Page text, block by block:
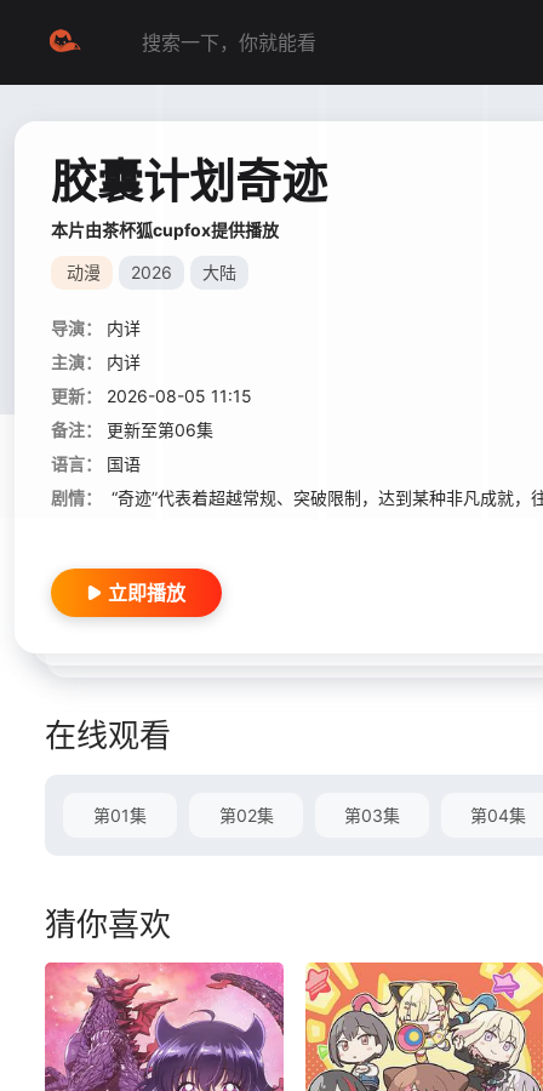
胶囊计划奇迹
本片由茶杯狐cupfox提供播放
动漫 2026 大陆
导演：
内详
主演：
内详
更新：
2026-08-05 11:15
备注：
更新至第06集
语言：
国语
剧情：
“奇迹”代表着超越常规、突破限制，达到某种非凡成就
立即播放
在线观看
第01集 第02集 第03集 第04集
猜你喜欢